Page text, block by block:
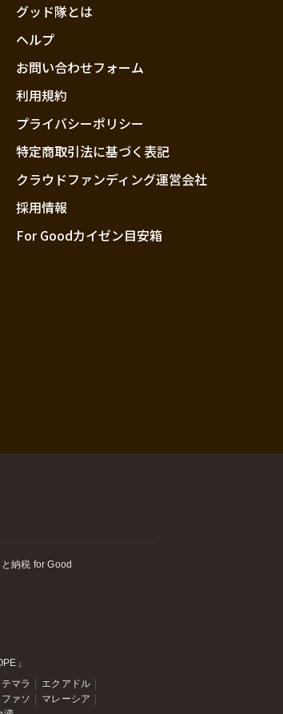
グッド隊とは
ヘルプ
お問い合わせフォーム
利用規約
プライバシーポリシー
特定商取引法に基づく表記
クラウドファンディング運営会社
採用情報
For Goodカイゼン目安箱
納税 for Good
」
マラ
エクアドル
ァソ
マレーシア